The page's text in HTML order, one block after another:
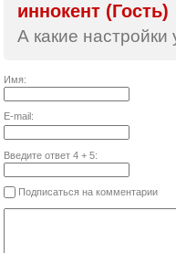
иннокент (Гость)
А какие настройки
Имя:
E-mail:
Введите ответ 4+ 5:
Подписаться на комментарии